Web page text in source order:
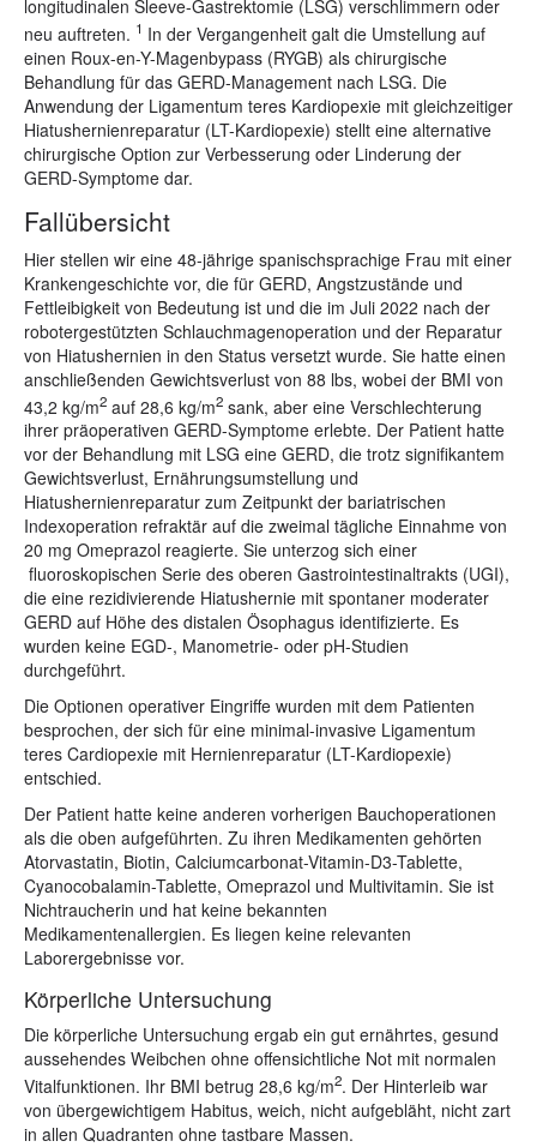
longitudinalen Sleeve-Gastrektomie (LSG) verschlimmern oder
neu auftreten. 1 In der Vergangenheit galt die Umstellung auf
einen Roux-en-Y-Magenbypass (RYGB) als chirurgische
Behandlung für das GERD-Management nach LSG. Die
Anwendung der Ligamentum teres Kardiopexie mit gleichzeitiger
Hiatushernienreparatur (LT-Kardiopexie) stellt eine alternative
chirurgische Option zur Verbesserung oder Linderung der
GERD-Symptome dar.
Fallübersicht
Hier stellen wir eine 48-jährige spanischsprachige Frau mit einer
Krankengeschichte vor, die für GERD, Angstzustände und
Fettleibigkeit von Bedeutung ist und die im Juli 2022 nach der
robotergestützten Schlauchmagenoperation und der Reparatur
von Hiatushernien in den Status versetzt wurde. Sie hatte einen
anschließenden Gewichtsverlust von 88 lbs, wobei der BMI von
43,2 kg/m2 auf 28,6 kg/m2 sank, aber eine Verschlechterung
ihrer präoperativen GERD-Symptome erlebte. Der Patient hatte
vor der Behandlung mit LSG eine GERD, die trotz signifikantem
Gewichtsverlust, Ernährungsumstellung und
Hiatushernienreparatur zum Zeitpunkt der bariatrischen
Indexoperation refraktär auf die zweimal tägliche Einnahme von
20 mg Omeprazol reagierte. Sie unterzog sich einer
fluoroskopischen Serie des oberen Gastrointestinaltrakts (UGI),
die eine rezidivierende Hiatushernie mit spontaner moderater
GERD auf Höhe des distalen Ösophagus identifizierte. Es
wurden keine EGD-, Manometrie- oder pH-Studien
durchgeführt.
Die Optionen operativer Eingriffe wurden mit dem Patienten
besprochen, der sich für eine minimal-invasive Ligamentum
teres Cardiopexie mit Hernienreparatur (LT-Kardiopexie)
entschied.
Der Patient hatte keine anderen vorherigen Bauchoperationen
als die oben aufgeführten. Zu ihren Medikamenten gehörten
Atorvastatin, Biotin, Calciumcarbonat-Vitamin-D3-Tablette,
Cyanocobalamin-Tablette, Omeprazol und Multivitamin. Sie ist
Nichtraucherin und hat keine bekannten
Medikamentenallergien. Es liegen keine relevanten
Laborergebnisse vor.
Körperliche Untersuchung
Die körperliche Untersuchung ergab ein gut ernährtes, gesund
aussehendes Weibchen ohne offensichtliche Not mit normalen
Vitalfunktionen. Ihr BMI betrug 28,6 kg/m2. Der Hinterleib war
von übergewichtigem Habitus, weich, nicht aufgebläht, nicht zart
in allen Quadranten ohne tastbare Massen.